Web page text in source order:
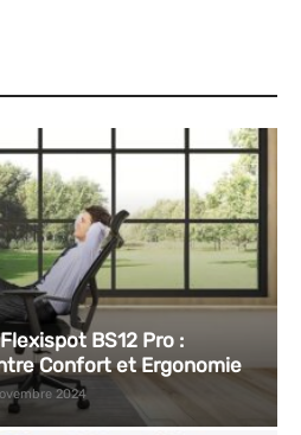
BS12 Pro :
Confort et Ergonomie
2024